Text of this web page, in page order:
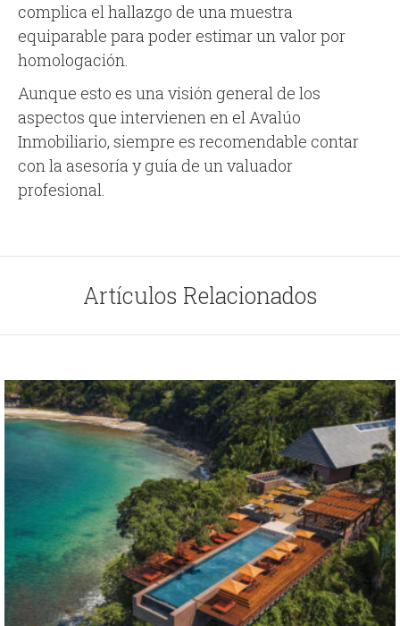
complica el hallazgo de una muestra
equiparable para poder estimar un valor por
homologación.
Aunque esto es una visión general de los
aspectos que intervienen en el Avalúo
Inmobiliario, siempre es recomendable contar
con la asesoría y guía de un valuador
profesional.
Artículos Relacionados